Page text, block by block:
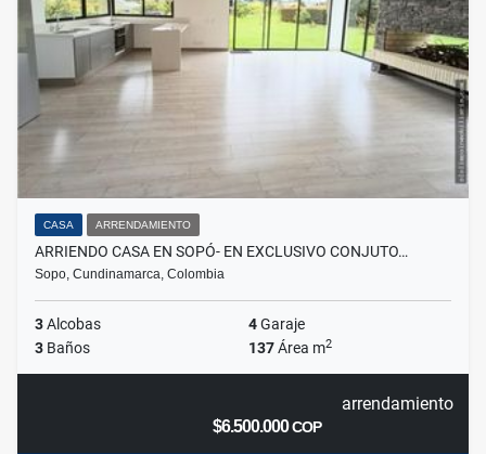
CASA ARRENDAMIENTO
ARRIENDO CASA EN SOPÓ- EN EXCLUSIVO CONJUTO…
Sopo, Cundinamarca, Colombia
3Alcobas 4Garaje
3 Baños 137Área m2
arrendamiento
$6.500.000COP